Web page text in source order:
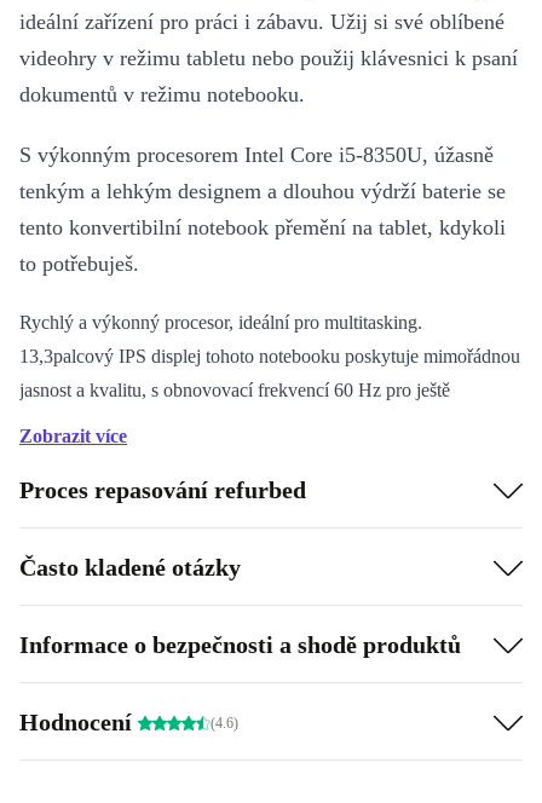
ideální zařízení pro práci i zábavu. Užij si své oblíbené
videohry v režimu tabletu nebo použij klávesnici k psaní
dokumentů v režimu notebooku.
S výkonným procesorem Intel Core i5-8350U, úžasně
tenkým a lehkým designem a dlouhou výdrží baterie se
tento konvertibilní notebook přemění na tablet, kdykoli
to potřebuješ.
Rychlý a výkonný procesor, ideální pro multitasking.
13,3palcový IPS displej tohoto notebooku poskytuje mimořádnou
jasnost a kvalitu, s obnovovací frekvencí 60 Hz pro ještě
plynulejší obraz.
aplikaci, včetně softwaru pro úpravu videa a dalších náročných
programů.
Je vybaven webkamerou pro live videochaty.
Zobrazit více
Proces repasování refurbed
Často kladené otázky
Informace o bezpečnosti a shodě produktů
Hodnocení (4.6)